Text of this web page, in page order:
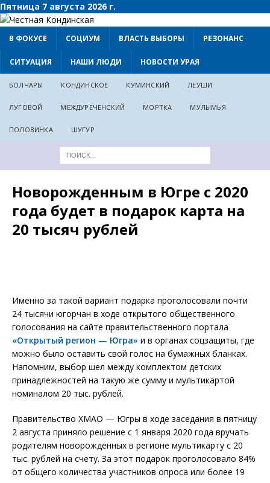
Пятница 7 августа 2026 г.
В ФОКУСЕ СОЦИУМ ВЛАСТЬ ВЫБОРЫ РЕЗОНАНС
СИТУАЦИЯ НАШИ ЛЮДИ НОВОСТИ УРАЯ
БОЛЧАРЫ КОНДИНСКОЕ КУМИНСКИЙ ЛЕУШИ
ЛУГОВОЙ МЕЖДУРЕЧЕНСКИЙ МОРТКА МУЛЫМЬЯ
ПОЛОВИНКА ШУГУР
Новорожденным в Югре с 2020
года будет в подарок карта на
20 тысяч рублей
Именно за такой вариант подарка проголосовали почти
24 тысячи югорчан в ходе открытого общественного
голосования на сайте правительственного портала
«Открытый регион — Югра» и в органах соцзащиты, где
можно было оставить свой голос на бумажных бланках.
Напомним, выбор шел между комплектом детских
принадлежностей на такую же сумму и мультикартой
номиналом 20 тыс. рублей.
Правительство ХМАО — Югры в ходе заседания в пятницу
2 августа приняло решение с 1 января 2020 года вручать
родителям новорожденных в регионе мультикарту с 20
тыс. рублей на счету. За этот подарок проголосовало 84%
от общего количества участников опроса или более 19